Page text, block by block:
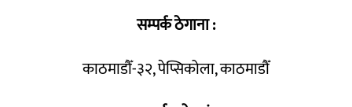
सम्पर्क ठेगाना :
काठमाडौँ-३२, पेप्सिकोला, काठमाडौँ